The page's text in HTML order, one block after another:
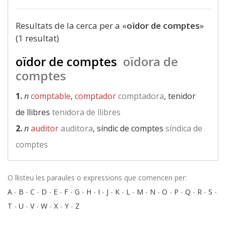
Resultats de la cerca per a «oïdor de comptes»
(1 resultat)
oïdor de comptes oïdora de
comptes
1.ncomptable, comptadorcomptadora, tenidor
de llibres tenidora de llibres
2.nauditorauditora, síndic de comptes síndica de
comptes
O llisteu les paraules o expressions que comencen per:
A - B - C - D - E - F - G - H - I - J - K - L - M - N - O - P - Q - R - S -
T - U - V- W - X - Y - Z